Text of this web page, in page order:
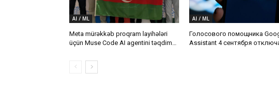
AI / ML
Meta mürəkkəb proqram layihələri
üçün Muse Code AI agentini təqdim
AI / ML
Голосового помощника
Assistant 4 сентября